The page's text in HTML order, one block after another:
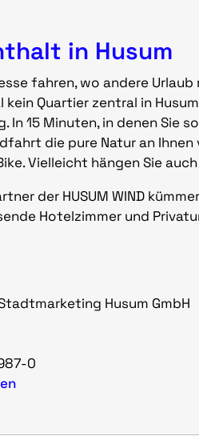
in Husum
fahren, wo andere
kein Quartier zentral in
In 15 Minuten, in denen Sie
die pure Natur an
Vielleicht hängen Sie
der HUSUM WIND
Hotelzimmer und
Husum GmbH
0